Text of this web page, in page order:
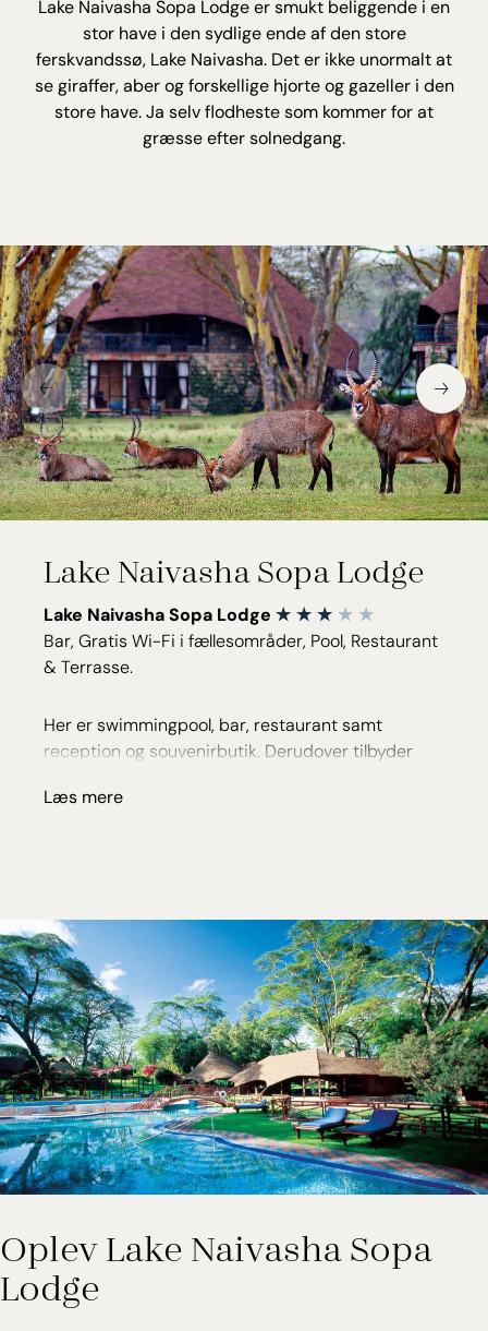
Lake Naivasha Sopa Lodge er smukt beliggende i en
stor have i den sydlige ende af den store
ferskvandssø, Lake Naivasha. Det er ikke unormalt at
se giraffer, aber og forskellige hjorte og gazeller i den
store have. Ja selv flodheste som kommer for at
græsse efter solnedgang.
Lake Naivasha Sopa Lodge
Lake Naivasha Sopa Lodge
Bar, Gratis Wi-Fi i fællesområder, Pool, Restaurant
& Terrasse.
Her er swimmingpool, bar, restaurant samt
reception og souvenirbutik. Derudover tilbyder
kigges efter flodheste og området rige fugleliv.
med stort panorama vindue til haven, minibar, tv,
værdiboks, kaffe/te- faciliteter, eget bad og toilet
samt privat terrasse eller balkon, der vender mod
den store have.
Læs mere
Oplev Lake Naivasha Sopa
Lodge